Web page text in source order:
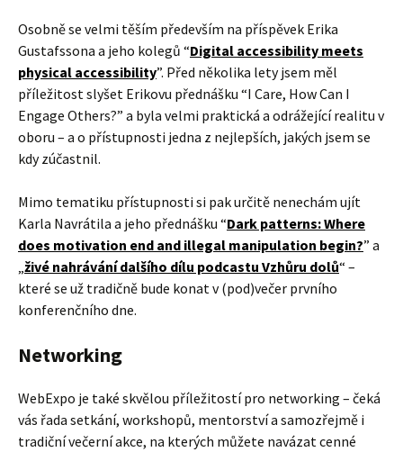
Osobně se velmi těším především na příspěvek Erika
Gustafssona a jeho kolegů “Digital accessibility meets
physical accessibility”. Před několika lety jsem měl
příležitost slyšet Erikovu přednášku “I Care, How Can I
Engage Others?” a byla velmi praktická a odrážející realitu v
oboru – a o přístupnosti jedna z nejlepších, jakých jsem se
kdy zúčastnil.
Mimo tematiku přístupnosti si pak určitě nenechám ujít
Karla Navrátila a jeho přednášku “Dark patterns: Where
does motivation end and illegal manipulation begin?” a
„živé nahrávání dalšího dílu podcastu Vzhůru dolů“ –
které se už tradičně bude konat v (pod)večer prvního
konferenčního dne.
Networking
WebExpo je také skvělou příležitostí pro networking – čeká
vás řada setkání, workshopů, mentorství a samozřejmě i
tradiční večerní akce, na kterých můžete navázat cenné